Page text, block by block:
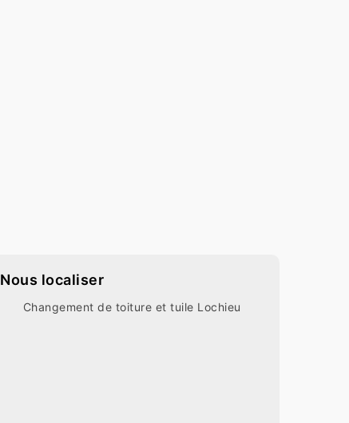
Nous localiser
Changement de toiture et tuile Lochieu